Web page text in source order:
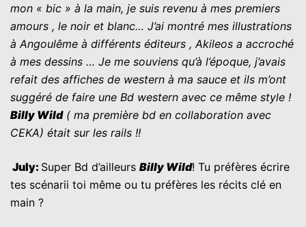
mon « bic » à la main, je suis revenu à mes premiers
amours , le noir et blanc… J’ai montré mes illustrations
à Angoulême à différents éditeurs , Akileos a accroché
à mes dessins … Je me souviens qu’à l’époque, j’avais
refait des affiches de western à ma sauce et ils m’ont
suggéré de faire une Bd western avec ce même style !
Billy Wild( ma première bd en collaboration avec
CEKA) était sur les rails !!
July: Super Bd d’ailleurs Billy Wild! Tu préfères écrire
tes scénarii toi même ou tu préfères les récits clé en
main ?